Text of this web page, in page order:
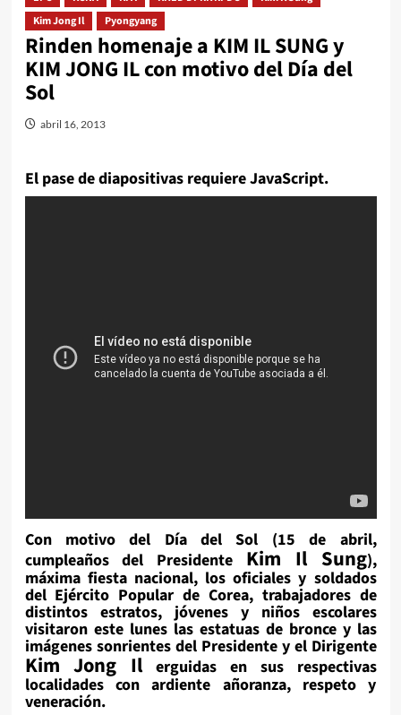
Kim Jong Il
Pyongyang
Rinden homenaje a KIM IL SUNG y
KIM JONG IL con motivo del Día del
Sol
abril 16, 2013
El pase de diapositivas requiere JavaScript.
Con motivo del Día del Sol (15 de abril,
cumpleaños del Presidente Kim Il Sung),
máxima fiesta nacional, los oficiales y soldados
del Ejército Popular de Corea, trabajadores de
distintos estratos, jóvenes y niños escolares
visitaron este lunes las estatuas de bronce y las
imágenes sonrientes del Presidente y el Dirigente
Kim Jong Il erguidas en sus respectivas
localidades con ardiente añoranza, respeto y
veneración.